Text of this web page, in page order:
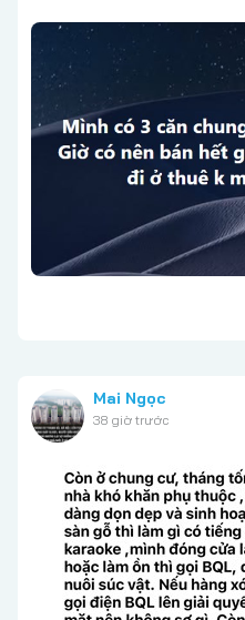
Mai Ngọc
38 giờ trước